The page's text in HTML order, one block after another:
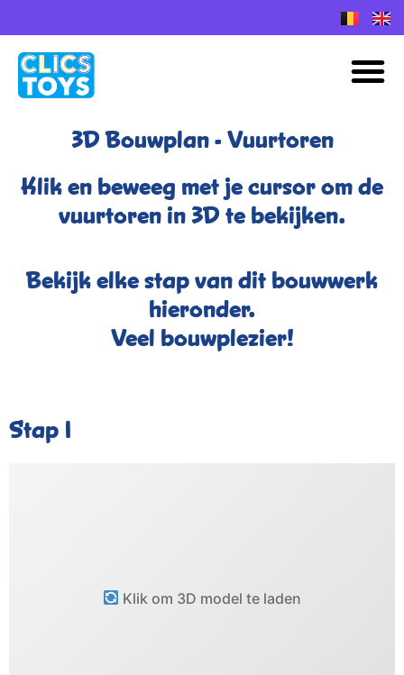
3D Bouwplan - Vuurtoren
Klik en beweeg met je cursor om de
vuurtoren in 3D te bekijken.
Bekijk elke stap van dit bouwwerk
hieronder.
Veel bouwplezier!
Stap 1
Klik om 3D model te laden